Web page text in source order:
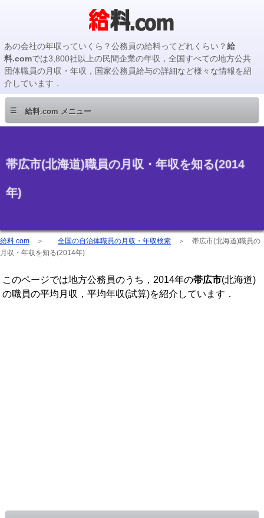
あの会社の年収っていくら？公務員の給料ってどれくらい？給
料.comでは3,800社以上の民間企業の年収，全国すべての地方公共
団体職員の月収・年収，国家公務員給与の詳細など様々な情報を紹
介しています．
≡ 給料.com メニュー
帯広市(北海道)職員の月収・年収を知る(2014
年)
給料.com ＞ 全国の自治体職員の月収・年収検索 ＞ 帯広市(北海道)職員の
月収・年収を知る(2014年)
このページでは地方公務員のうち，2014年の帯広市(北海道)
の職員の平均月収，平均年収(試算)を紹介しています．